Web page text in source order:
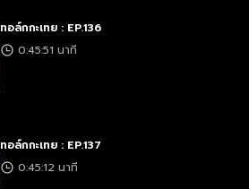
ทอล์กกะเทย : EP.136
0:45:51 นาที
ทอล์กกะเทย : EP.137
0:45:12 นาที